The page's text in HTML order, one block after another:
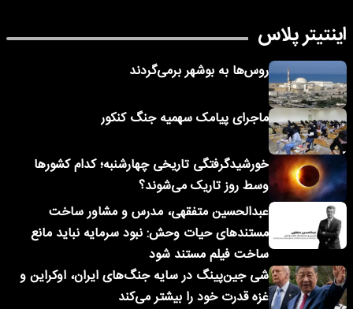
اینتیتر پلاس
روس‌ها به بوشهر برمی‌گردند
ماجرای پیامک‌ سهمیه جنگ کنکور
خورشیدگرفتگی تاریخی چهارشنبه؛ کدام کشورها
وسط روز تاریک می‌شوند؟
عبدالحسین متفقهی، مدرس و مشاور ساخت
مستندهای حیات وحش: نبود سرمایه نباید مانع
ساخت فیلم مستند شود
شی جین‌پینگ در سایه جنگ‌های ایران، اوکراین و
غزه قدرت خود را بیشتر می‌کند